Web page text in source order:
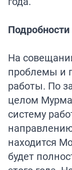
Подробности
На
проблемы и
работы. По
целом
систему
находится
будет